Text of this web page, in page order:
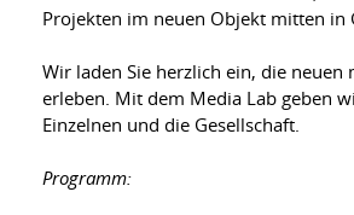
Projekten im neuen Objekt mitten in
Wir laden Sie herzlich ein, die
erleben. Mit dem Media Lab geben
Einzelnen und die Gesellschaft.
Programm: